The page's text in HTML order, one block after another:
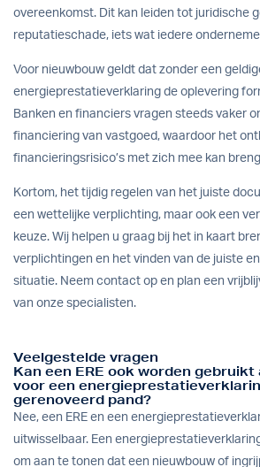
overeenkomst. Dit kan leiden tot juridische
reputatieschade, iets wat iedere
Voor nieuwbouw geldt dat zonder een
energieprestatieverklaring de oplevering
Banken en financiers vragen steeds vaker
financiering van vastgoed, waardoor het
financieringsrisico’s met zich mee kan
Kortom, het tijdig regelen van het juiste
een wettelijke verplichting, maar ook een
keuze. Wij helpen u graag bij het in kaart
verplichtingen en het vinden van de juiste
situatie. Neem contact op en plan een
van onze specialisten.
Veelgestelde vragen
Kan een ERE ook worden
voor een
gerenoveerd pand?
Nee, een ERE en een
uitwisselbaar. Een
om aan te tonen dat een nieuwbouw of